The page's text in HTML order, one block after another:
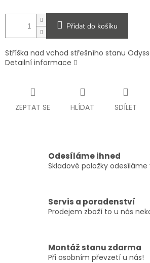
Přidat do košíku
Stříška nad vchod střešního stanu
Detailní informace
ZEPTAT SE HLÍDAT SDÍLET
Odesíláme ihned
Skladové položky
Servis a poradenství
Prodejem zboží to u nás
Montáž stanu zdarma
Při osobním převzetí u nás!